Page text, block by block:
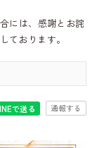
には、感謝とお詫
ております。
で送る 通報する